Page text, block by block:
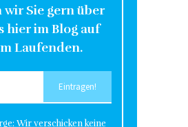
wir Sie gern über
hier im Blog auf
Laufenden.
Wir verschicken keine